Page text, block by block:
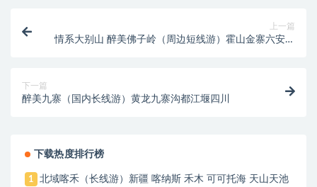
上一篇
情系大别山 醉美佛子岭（周边短线游）霍山金寨六安热
下一篇
醉美九寨（国内长线游）黄龙九寨沟都江堰四川
下载热度排行榜
1
北域喀禾（长线游）新疆 喀纳斯 禾木 可可托海 天山天池